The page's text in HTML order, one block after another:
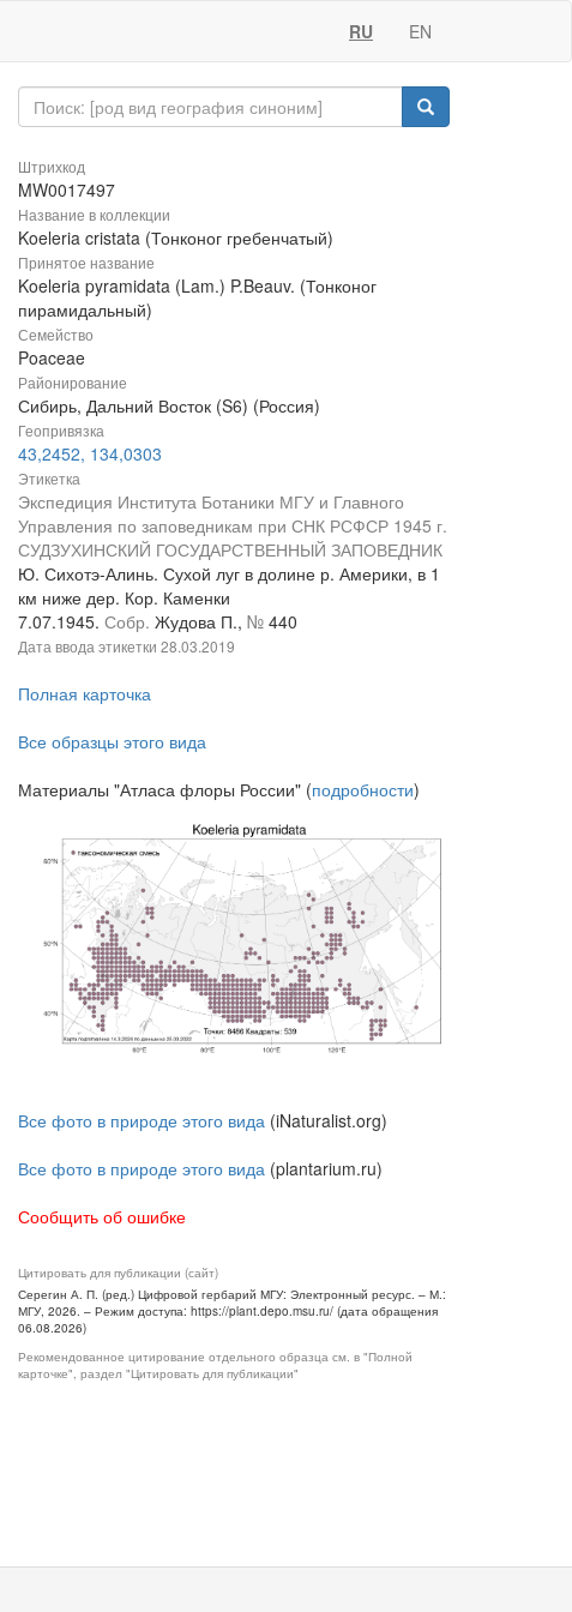
RU EN
Штрихкод
MW0017497
Название в коллекции
Koeleria cristata (Тонконог гребенчатый)
Принятое название
Koeleria pyramidata (Lam.) P.Beauv. (Тонконог
пирамидальный)
Семейство
Poaceae
Районирование
Сибирь, Дальний Восток (S6) (Россия)
Геопривязка
43,2452, 134,0303
Этикетка
Экспедиция Института Ботаники МГУ и Главного
Управления по заповедникам при СНК РСФСР 1945 г.
СУДЗУХИНСКИЙ ГОСУДАРСТВЕННЫЙ ЗАПОВЕДНИК
Ю. Сихотэ-Алинь. Сухой луг в долине р. Америки, в 1
км ниже дер. Кор. Каменки
7.07.1945. Собр. Жудова П., № 440
Дата ввода этикетки 28.03.2019
Полная карточка
Все образцы этого вида
Материалы "Атласа флоры России" (подробности)
Все фото в природе этого вида (iNaturalist.org)
Все фото в природе этого вида (plantarium.ru)
Сообщить об ошибке
Цитировать для публикации (сайт)
Серегин А. П. (ред.) Цифровой гербарий МГУ: Электронный ресурс. – М.:
МГУ, 2026. – Режим доступа: https://plant.depo.msu.ru/ (дата обращения
06.08.2026)
Рекомендованное цитирование отдельного образца см. в "Полной
карточке", раздел "Цитировать для публикации"